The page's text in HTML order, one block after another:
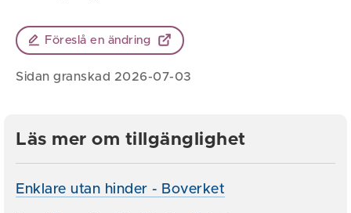
Föreslå en ändring
Sidan granskad 2026-07-03
Läs mer om tillgänglighet
Enklare utan hinder - Boverket